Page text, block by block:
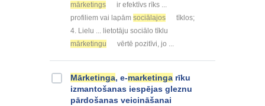
mārketings
ir efektīvs rīks ...
profiliem vai lapām sociālajos
tīklos;
4. Lielu ... lietotāju sociālo tīklu
mārketingu
vērtē pozitīvi, jo ...
Mārketinga, e-marketinga rīku
izmantošanas iespējas gleznu
pārdošanas veicināšanai